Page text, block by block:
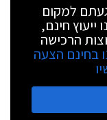
למקום
ייעוץ חינם,
הרכישה
בחינם הצעה